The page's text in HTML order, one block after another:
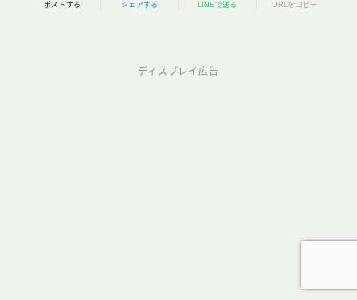
ポストする シェアする LINEで送る URLをコピー
ディスプレイ広告